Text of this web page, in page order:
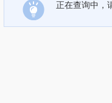
正在查询中，